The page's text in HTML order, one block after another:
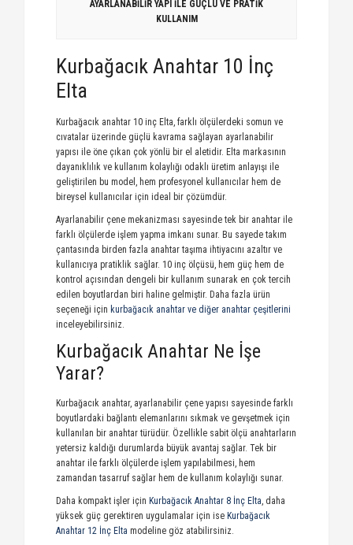
AYARLANABİLİR YAPI İLE GÜÇLÜ VE PRATİK
KULLANIM
Kurbağacık Anahtar 10 İnç
Elta
Kurbağacık anahtar 10 inç Elta, farklı ölçülerdeki somun ve
cıvatalar üzerinde güçlü kavrama sağlayan ayarlanabilir
yapısı ile öne çıkan çok yönlü bir el aletidir. Elta markasının
dayanıklılık ve kullanım kolaylığı odaklı üretim anlayışı ile
geliştirilen bu model, hem profesyonel kullanıcılar hem de
bireysel kullanıcılar için ideal bir çözümdür.
Ayarlanabilir çene mekanizması sayesinde tek bir anahtar ile
farklı ölçülerde işlem yapma imkanı sunar. Bu sayede takım
çantasında birden fazla anahtar taşıma ihtiyacını azaltır ve
kullanıcıya pratiklik sağlar. 10 inç ölçüsü, hem güç hem de
kontrol açısından dengeli bir kullanım sunarak en çok tercih
edilen boyutlardan biri haline gelmiştir. Daha fazla ürün
seçeneği için kurbağacık anahtar ve diğer anahtar çeşitlerini
inceleyebilirsiniz.
Kurbağacık Anahtar Ne İşe
Yarar?
Kurbağacık anahtar, ayarlanabilir çene yapısı sayesinde farklı
boyutlardaki bağlantı elemanlarını sıkmak ve gevşetmek için
kullanılan bir anahtar türüdür. Özellikle sabit ölçü anahtarların
yetersiz kaldığı durumlarda büyük avantaj sağlar. Tek bir
anahtar ile farklı ölçülerde işlem yapılabilmesi, hem
zamandan tasarruf sağlar hem de kullanım kolaylığı sunar.
Daha kompakt işler için Kurbağacık Anahtar 8 İnç Elta, daha
yüksek güç gerektiren uygulamalar için ise Kurbağacık
Anahtar 12 İnç Elta modeline göz atabilirsiniz.